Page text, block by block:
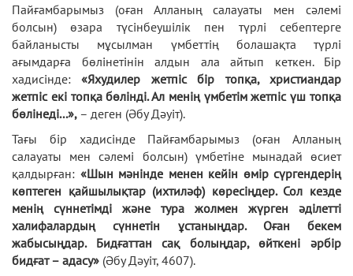
Пайғамбарымыз (оған Алланың салауаты мен сәлемі
болсын) өзара түсінбеушілік пен түрлі себептерге
байланысты мұсылман үмбеттің болашақта түрлі
ағымдарға бөлінетінін алдын ала айтып кеткен. Бір
хадисінде:«Яхудилер жетпіс бір топқа, христиандар
жетпіс екі топқа бөлінді. Ал менің үмбетім жетпіс үш топқа
бөлінеді...», – деген (Әбу Дәуіт).
Тағы бір хадисінде Пайғамбарымыз (оған Алланың
салауаты мен сәлемі болсын) үмбетіне мынадай өсиет
қалдырған: «Шын мәнінде менен кейін өмір сүргендерің
көптеген қайшылықтар (ихтиләф) көресіңдер. Сол кезде
менің сүннетімді және тура жолмен жүрген әділетті
халифалардың сүннетін ұстаныңдар. Оған бекем
жабысыңдар. Бидғаттан сақ болыңдар, өйткені әрбір
бидғат – адасу» (Әбу Дәуіт, 4607).